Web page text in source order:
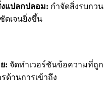
งแปลกปลอม: กำจัดสิ่งรบกวน
ดเจนยิ่งขึ้น
: จัดทำเวอร์ชันข้อความที่ถูก
ด้านการเข้าถึง